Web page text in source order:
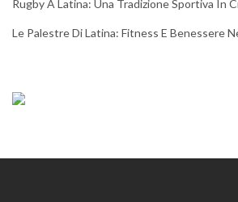
Rugby A Latina: Una Tradizione Sportiva In
Le Palestre Di Latina: Fitness E Benessere